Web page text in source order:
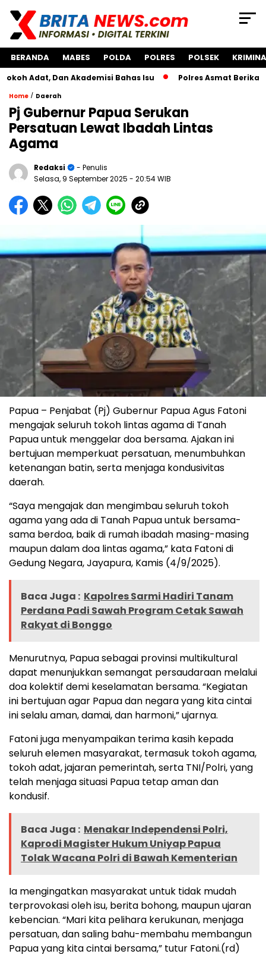
BERANDA MABES POLDA POLRES POLSEK
Dan Akademisi Bahas Isu Polres Asmat Berikan Bantuan
Home / Daerah
Pj Gubernur Papua Serukan
Persatuan Lewat Ibadah Lintas
Agama
Redaksi
- Penulis
Selasa, 9 September 2025 - 20:54 WIB
Papua – Penjabat (Pj) Gubernur Papua Agus Fatoni
mengajak seluruh tokoh lintas agama di Tanah
Papua untuk menggelar doa bersama. Ajakan ini
bertujuan memperkuat persatuan, menumbuhkan
ketenangan batin, serta menjaga kondusivitas
daerah.
“Saya mengajak dan mengimbau seluruh tokoh
agama yang ada di Tanah Papua untuk bersama-
sama berdoa, baik di rumah ibadah masing-masing
maupun dalam doa lintas agama,” kata Fatoni di
Gedung Negara, Jayapura, Kamis (4/9/2025).
Baca Juga : Kapolres Sarmi Hadiri Tanam
Perdana Padi Sawah Program Cetak Sawah
Rakyat di Bonggo
Menurutnya, Papua sebagai provinsi multikultural
dapat menunjukkan semangat persaudaraan melalui
doa kolektif demi keselamatan bersama. “Kegiatan
ini bertujuan agar Papua dan negara yang kita cintai
ini selalu aman, damai, dan harmoni,” ujarnya.
Fatoni juga menyampaikan terima kasih kepada
seluruh elemen masyarakat, termasuk tokoh agama,
tokoh adat, jajaran pemerintah, serta TNI/Polri, yang
telah menjaga situasi Papua tetap aman dan
kondusif.
Baca Juga : Menakar Independensi Polri,
Kaprodi Magister Hukum Uniyap Papua
Tolak Wacana Polri di Bawah Kementerian
Ia mengingatkan masyarakat untuk tidak mudah
terprovokasi oleh isu, berita bohong, maupun ujaran
kebencian. “Mari kita pelihara kerukunan, menjaga
persatuan, dan saling bahu-membahu membangun
Papua yang kita cintai bersama,” tutur Fatoni.(rd)